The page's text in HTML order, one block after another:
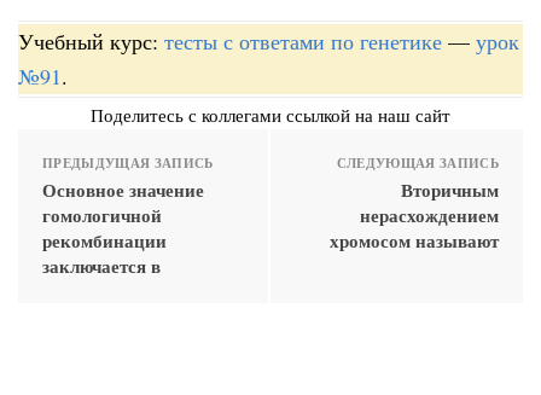
Учебный курс: тесты с ответами по генетике — урок
№91.
Поделитесь с коллегами ссылкой на наш сайт
ПРЕДЫДУЩАЯ ЗАПИСЬ
Основное значение
гомологичной
рекомбинации
заключается в
СЛЕДУЮЩАЯ ЗАПИСЬ
Вторичным
нерасхождением
хромосом называют